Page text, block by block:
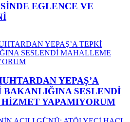
EGLENCE VE
YEPAŞ’A
BAKANLIĞINA SESLENDİ
YAPAMIYORUM